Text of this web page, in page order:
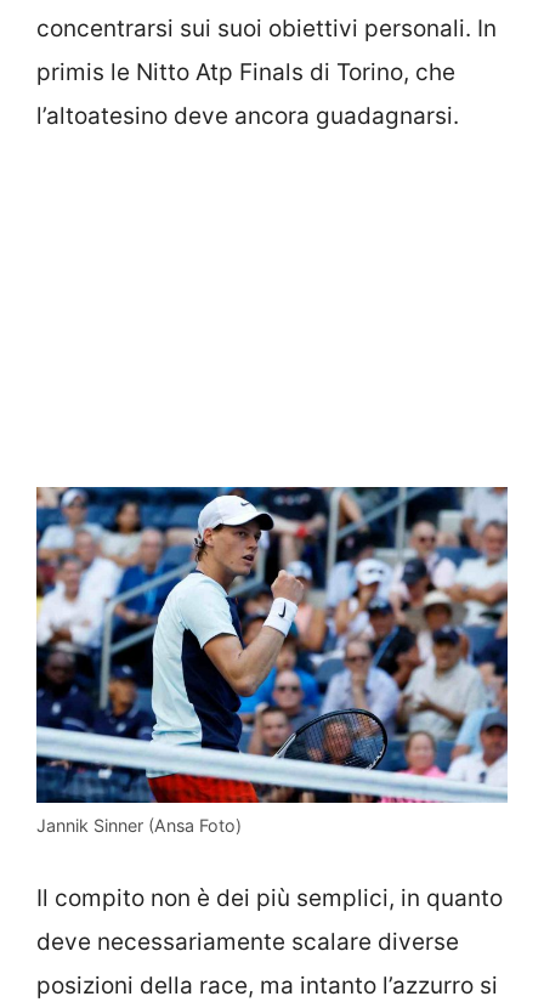
concentrarsi sui suoi obiettivi personali. In
primis le Nitto Atp Finals di Torino, che
l’altoatesino deve ancora guadagnarsi.
Jannik Sinner (Ansa Foto)
Il compito non è dei più semplici, in quanto
deve necessariamente scalare diverse
posizioni della race, ma intanto l’azzurro si